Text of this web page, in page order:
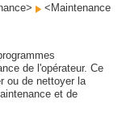
<Maintenance
de l'opérateur. Ce
ou de nettoyer la
et de